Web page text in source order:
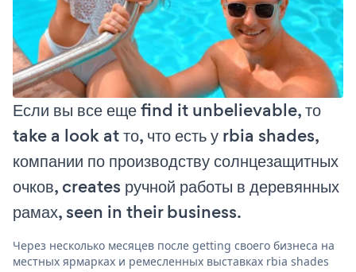
Если вы все еще find it unbelievable, то
take a look at то, что есть у rbia shades,
компании по производству солнцезащитных
очков, creates ручной работы в деревянных
рамах, seen in their business.
Через несколько месяцев после getting своего бизнеса на
местных ярмарках и ремесленных выставках rbia shades